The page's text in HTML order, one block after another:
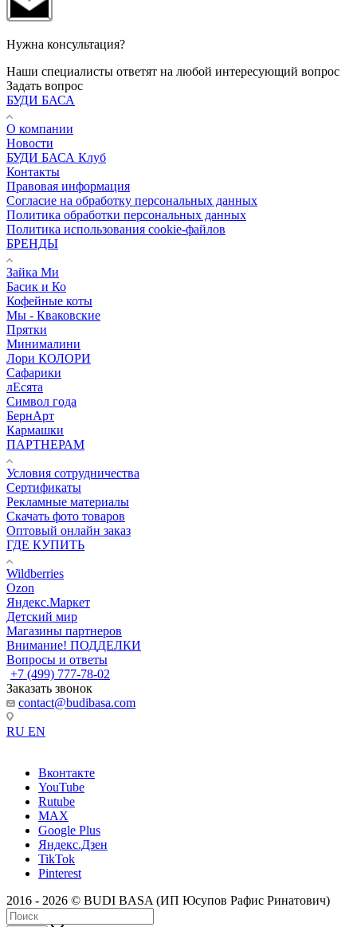
Нужна консультация?
Наши специалисты ответят на любой интересующий вопрос
Задать вопрос
БУДИ БАСА
О компании
Новости
БУДИ БАСА Клуб
Контакты
Правовая информация
Согласие на обработку персональных данных
Политика обработки персональных данных
Политика использования cookie-файлов
БРЕНДЫ
Зайка Ми
Басик и Ко
Кофейные коты
Мы - Кваковские
Прятки
Минималини
Лори КОЛОРИ
Сафарики
лЕсята
Символ года
БернАрт
Кармашки
ПАРТНЕРАМ
Условия сотрудничества
Сертификаты
Рекламные материалы
Скачать фото товаров
Оптовый онлайн заказ
ГДЕ КУПИТЬ
Wildberries
Ozon
Яндекс.Маркет
Детский мир
Магазины партнеров
Внимание! ПОДДЕЛКИ
Вопросы и ответы
+7 (499) 777-78-02
Заказать звонок
contact@budibasa.com
RU EN
Вконтакте
YouTube
Rutube
MAX
Google Plus
Яндекс.Дзен
TikTok
Pinterest
2016 - 2026 © BUDI BASA (ИП Юсупов Рафис Ринатович)